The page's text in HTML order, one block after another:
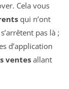
Cela vous
qui n’ont
pas là ;
d’application
ventesallant